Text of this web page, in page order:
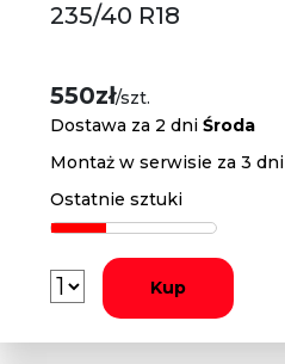
235/40 R18
550zł/szt.
Dostawa za 2 dniŚroda
Montaż w serwisie za 3 dni
Ostatnie sztuki
Kup